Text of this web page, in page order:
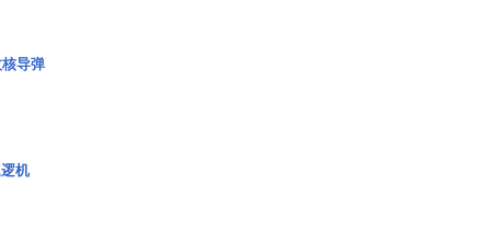
导弹
机